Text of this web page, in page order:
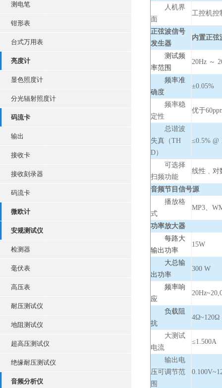
测电笔
钳形表
台式万用表
亮度计
显色照度计
分光辐射照度计
码流卡
输出
接收卡
接收刻录器
码流卡
微欧计
安规测试仪
检测器
毫伏表
高压表
耐压测试仪
地阻测试仪
超高压测试仪
绝缘耐压测试仪
音频分析仪
人机界
面
工控机控
正弦波信号
发生器
内置正弦
测试频
率范围
20Hz ～
频率准
确度
±0.05%
频率稳
定性
优于
总谐波
失真（TH
D）
≤0.5% @
可选择
扫频功能
线性﹑对
音频节目信号源
播放格
式
MP3、
功率放大器
每路大
输出功率
15W
大总输
出功率
300 W
频率响
应
负载阻
抗
4Ω~120Ω
大测试
电流
≤1.500A
输出电
压可调节范
围